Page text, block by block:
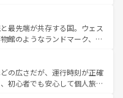
多彩な楽しみ方が可能だ。さ
力が溢れており、どの街角に
ている。パリ以外の個性あふ
いても飽きることがない。ベ
ルン州のアルプスの絶景、そ
といった風景は必見。ビール
しい。 なお、新着の
を参照してほしい。
最先端が共存する国。ウェス
館のようなランドマーク、歴
。また、優雅なアフタヌーン
らない英国パブ、サッカー観
る体験も豊富。イギリスを旅
の広さだが、運行時刻が正確
初心者でも安心して個人旅行